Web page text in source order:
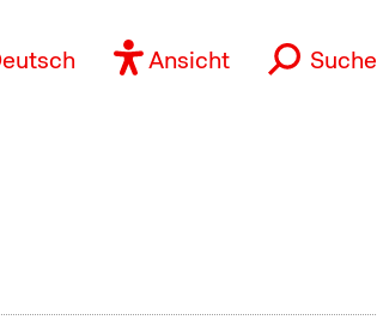
Ansicht Suche